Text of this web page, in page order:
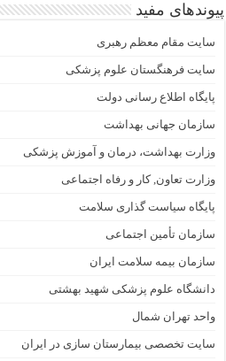
پیوندهای مفید
سایت مقام معظم رهبری
سایت فرهنگستان علوم پزشکی
پایگاه اطلاع رسانی دولت
سازمان جهانی بهداشت
وزارت بهداشت، درمان و آموزش پزشکی
وزارت تعاون, کار و رفاه اجتماعی
پایگاه سیاست گذاری سلامت
سازمان تأمین اجتماعی
سازمان بیمه سلامت ایران
دانشگاه علوم پزشکی شهید بهشتی
واحد تهران شمال
سایت تخصصی بیمارستان سازی در ایران